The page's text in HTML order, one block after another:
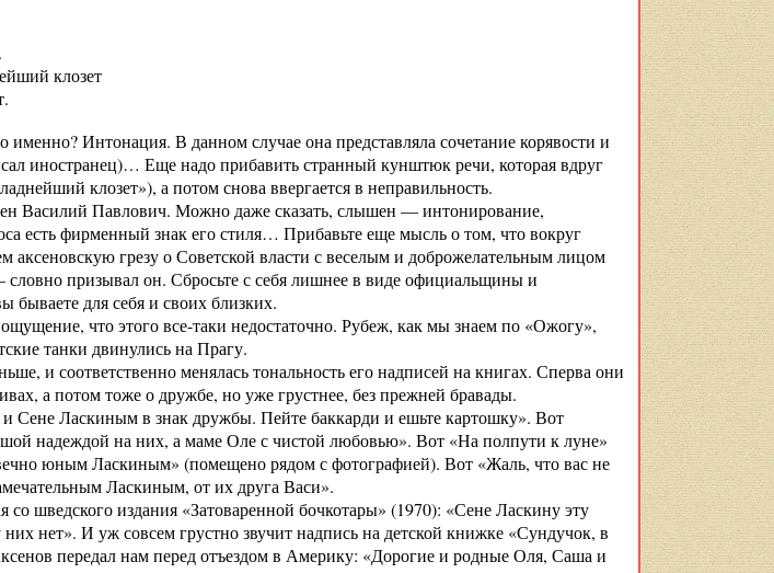
клозет
именно? Интонация. В данном случае она представляла сочетание корявости и
иностранец)… Еще надо прибавить странный кунштюк речи, которая вдруг
клозет»), а потом снова ввергается в неправильность.
Василий Павлович. Можно даже сказать, слышен — интонирование,
есть фирменный знак его стиля… Прибавьте еще мысль о том, что вокруг
аксеновскую грезу о Советской власти с веселым и доброжелательным лицом
призывал он. Сбросьте с себя лишнее в виде официальщины и
для себя и своих близких.
что этого все-таки недостаточно. Рубеж, как мы знаем по «Ожогу»,
танки двинулись на Прагу.
и соответственно менялась тональность его надписей на книгах. Сперва они
а потом тоже о дружбе, но уже грустнее, без прежней бравады.
Сене Ласкиным в знак дружбы. Пейте баккарди и ешьте картошку». Вот
надеждой на них, а маме Оле с чистой любовью». Вот «На полпути к луне»
юным Ласкиным» (помещено рядом с фотографией). Вот «Жаль, что вас не
Ласкиным, от их друга Васи».
шведского издания «Затоваренной бочкотары» (1970): «Сене Ласкину эту
нет». И уж совсем грустно звучит надпись на детской книжке «Сундучок, в
передал нам перед отъездом в Америку: «Дорогие и родные Оля, Саша и